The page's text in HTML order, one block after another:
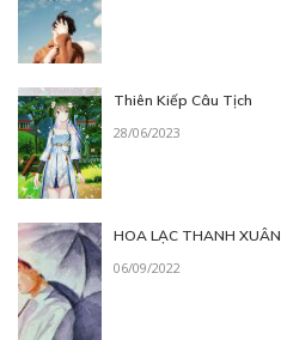
Thiên Kiếp Câu Tịch
28/06/2023
HOA LẠC THANH XUÂN
06/09/2022